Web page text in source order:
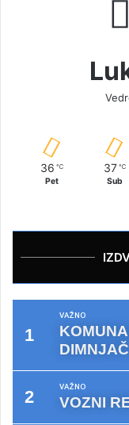
36 ℃
Pet
37 ℃
Sub
VAŽNO
VAŽNO
VOZNI